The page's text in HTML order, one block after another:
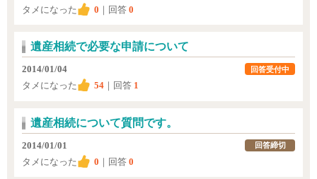
タメになった
0 ｜回答 0
遺産相続で必要な申請について
2014/01/04
タメになった
54 ｜回答 1
回答受付中
遺産相続について質問です。
2014/01/01
タメになった
0 ｜回答 0
回答締切